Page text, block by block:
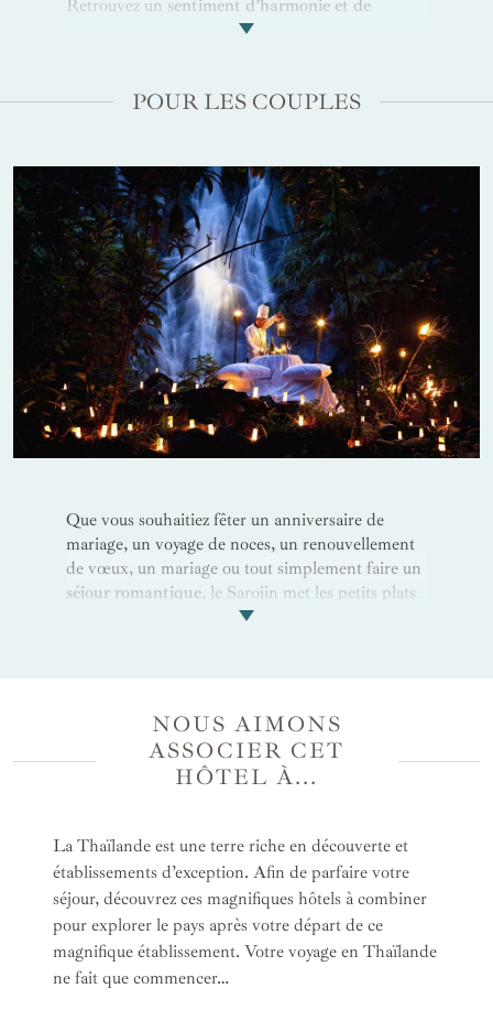
Retrouvez un sentiment d’harmonie et de
prenant soin de vous
temps pour vous avec des massages ou soins du
et la méditation pourvous reconnecter avec vos
énergies, en groupe ou seul pour une expérience
personnalisée. Une fois relaxé, votre journée se
termine par un dîner selon vos envies dans
des deux restaurants de l’hôtelpour déguster des
plats d’exception en toute tranquillité.
POUR LES COUPLES
Que vous souhaitiez fêter un anniversaire de
mariage, un voyage de noces, un renouvellement
de vœux, un mariage ou tout simplement faire un
séjour romantique, le Sarojin met les petits plats
dans les grands pour créer pour vous des
instants en amoureux. Profitez des belles journées
ensoleillées pour faire une sortie en bateau privée
afin de découvrir la vie sous-marine colorée.
Évadez-vous lors de randonnées enchantées ou
endémiques
. En fin de journée, accordez-vous un
instant de
soins en duo
au spa avec le forfait «
Nature's Midday Haven » dans votre salle de soin
privée pour 4 heures de soins. Pour le dîner,
réservez une expérience intime unique aux
chandelles dans le lieu privé de votre choix : la
plage de sable blanc, la cascade dans la jungle, un
NOUS AIMONS
ASSOCIER CET
HÔTEL À...
La Thaïlande est une terre riche en découverte et
établissements d’exception. Afin de parfaire votre
séjour, découvrez ces magnifiques hôtels à combiner
pour explorer le pays après votre départ de ce
magnifique établissement. Votre voyage en Thaïlande
ne fait que commencer…